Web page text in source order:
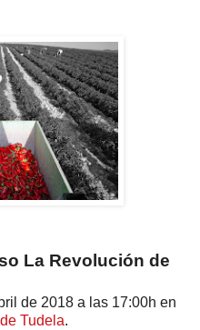
La Revolución de
de 2018 a las 17:00h en
Tudela.